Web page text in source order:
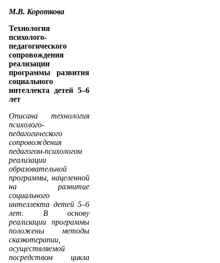
М.В. Короткова
Технология
психолого-
педагогического
сопровождения
реализации
программы развития
социального
интеллекта детей 5–6
лет
Описана технология
психолого-
педагогического
сопровождения
педагогом-психологом
реализации
образовательной
программы, нацеленной
на развитие
социального
интеллекта детей 5–6
лет. В основу
реализации программы
положены методы
сказкотерапии,
осуществляемой
посредством цикла